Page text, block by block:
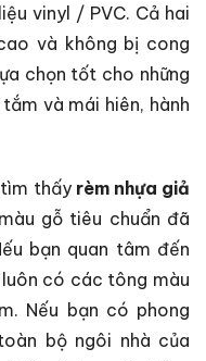
vinyl / PVC. Cả hai
và không bị cong
chọn tốt cho những
và mái hiên, hành
tìm thấy rèm nhựa giả
gỗ tiêu chuẩn đã
bạn quan tâm đến
có các tông màu
Nếu bạn có phong
bộ ngôi nhà của